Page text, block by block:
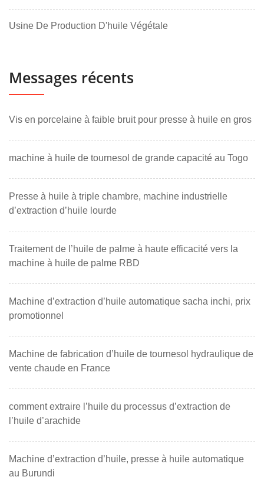
Usine De Production D'huile Végétale
Messages récents
Vis en porcelaine à faible bruit pour presse à huile en gros
machine à huile de tournesol de grande capacité au Togo
Presse à huile à triple chambre, machine industrielle
d’extraction d’huile lourde
Traitement de l’huile de palme à haute efficacité vers la
machine à huile de palme RBD
Machine d’extraction d’huile automatique sacha inchi, prix
promotionnel
Machine de fabrication d’huile de tournesol hydraulique de
vente chaude en France
comment extraire l’huile du processus d’extraction de
l’huile d’arachide
Machine d’extraction d’huile, presse à huile automatique
au Burundi